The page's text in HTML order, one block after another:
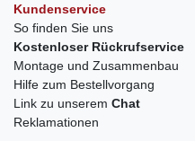
Kundenservice
So finden Sie uns
Kostenloser Rückrufservice
Montage und Zusammenbau
Hilfe zum Bestellvorgang
Link zu unserem Chat
Reklamationen